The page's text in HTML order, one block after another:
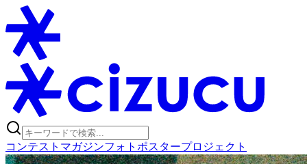
コンテスト マガジンフォトポスタープロジェクト